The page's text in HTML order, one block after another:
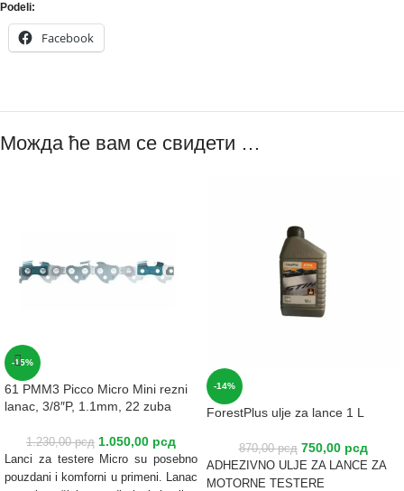
Podeli:
Facebook
Можда ће вам се свидети …
-15%
61 PMM3 Picco Micro Mini rezni
lanac, 3/8″P, 1.1mm, 22 zuba
1.230,00рсд 1.050,00 рсд
Lanci za testere Micro su posebno
pouzdani i komforni u primeni. Lanac
-14%
ForestPlus ulje za lance 1 L
870,00рсд 750,00 рсд
ADHEZIVNO ULJE ZA LANCE ZA
MOTORNE TESTERE